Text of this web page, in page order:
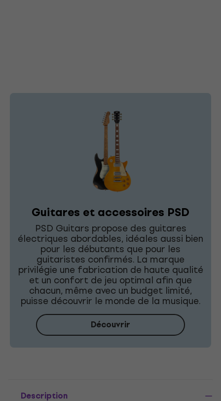
Guitares et accessoires PSD
PSD Guitars propose des guitares
électriques abordables, idéales aussi bien
pour les débutants que pour les
guitaristes confirmés. La marque
privilégie une fabrication de haute qualité
et un confort de jeu optimal afin que
chacun, même avec un budget limité,
puisse découvrir le monde de la musique.
Découvrir
Description